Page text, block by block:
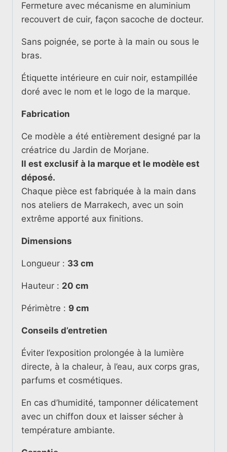
Fermeture avec mécanisme en aluminium
recouvert de cuir, façon sacoche de docteur.
Sans poignée, se porte à la main ou sous le
bras.
Étiquette intérieure en cuir noir, estampillée
doré avec le nom et le logo de la marque.
Fabrication
Ce modèle a été entièrement designé par la
créatrice du Jardin de Morjane.
Il est exclusif à la marque et le modèle est
déposé.
Chaque pièce est fabriquée à la main dans
nos ateliers de Marrakech, avec un soin
extrême apporté aux finitions.
Dimensions
Longueur : 33 cm
Hauteur : 20 cm
Périmètre : 9 cm
Conseils d’entretien
Éviter l’exposition prolongée à la lumière
directe, à la chaleur, à l’eau, aux corps gras,
parfums et cosmétiques.
En cas d’humidité, tamponner délicatement
avec un chiffon doux et laisser sécher à
température ambiante.